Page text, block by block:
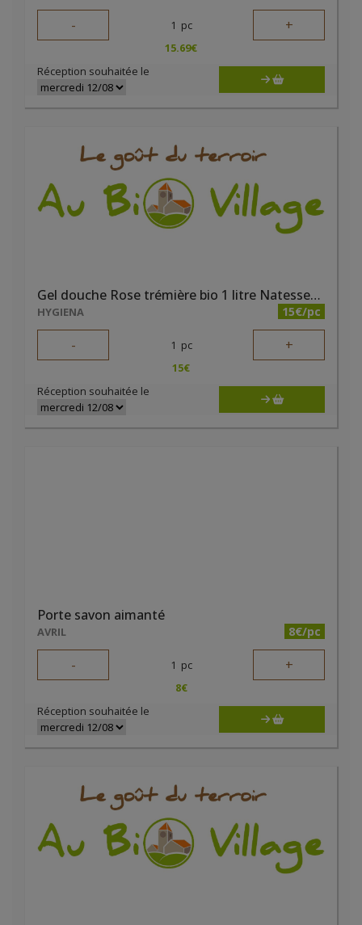
- 1 pc +
15.69€
Réception souhaitée le
Gel douche Rose trémière bio 1 litre Natessence
HYGIENA 15€/pc
- 1 pc +
15€
Réception souhaitée le
Porte savon aimanté
AVRIL 8€/pc
- 1 pc +
8€
Réception souhaitée le